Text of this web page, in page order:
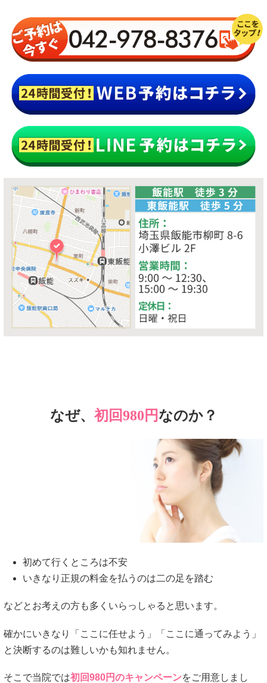
なぜ、 初回980円なのか？
初めて行くところは不安
いきなり正規の料金を払うのは二の足を踏む
などとお考えの方も多くいらっしゃると思います。
確かにいきなり「ここに任せよう」「ここに通ってみよう」
と決断するのは難しいかも知れません。
そこで当院では初回980円のキャンペーンをご用意しまし